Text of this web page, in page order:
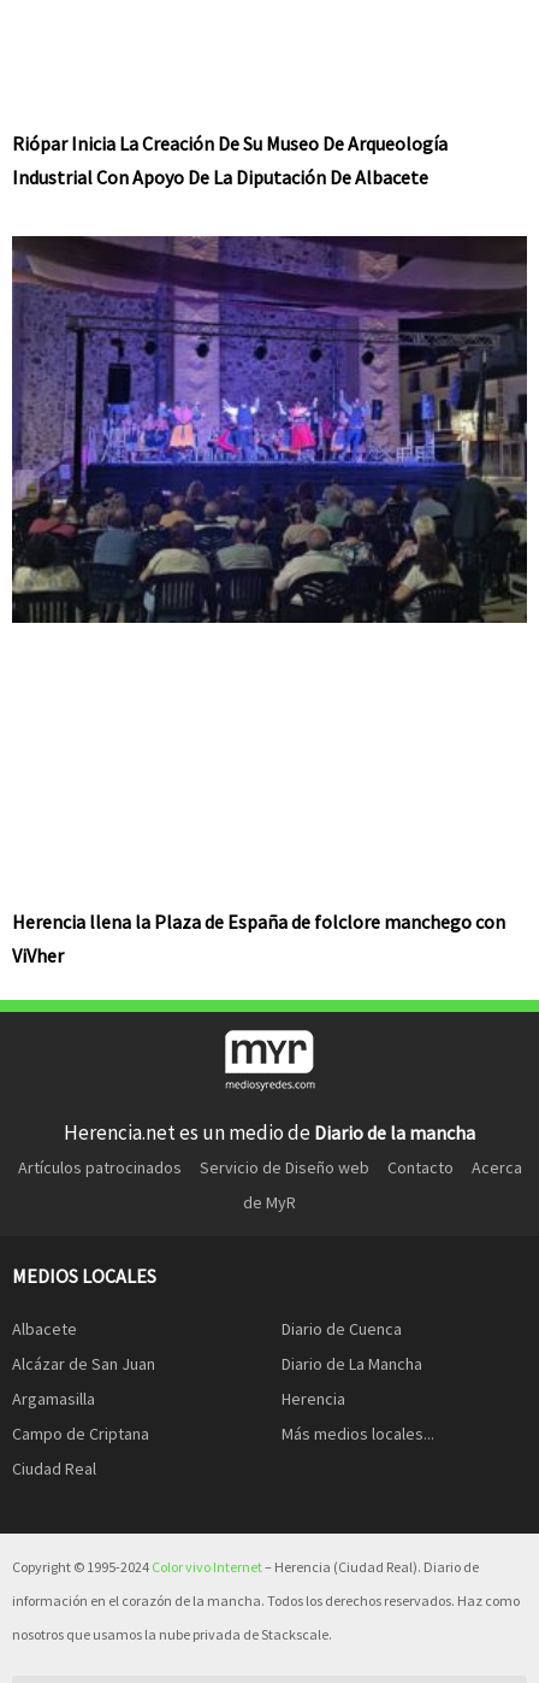
Riópar Inicia La Creación De Su Museo De Arqueología
Industrial Con Apoyo De La Diputación De Albacete
Herencia llena la Plaza de España de folclore manchego con
ViVher
Herencia.net es un medio de Diario de la mancha
Artículos patrocinados Servicio de Diseño web Contacto
Acerca
de MyR
MEDIOS LOCALES
Albacete
Alcázar de San Juan
Argamasilla
Campo de Criptana
Ciudad Real
Diario de Cuenca
Diario de La Mancha
Herencia
Más medios locales...
Copyright © 1995-2024 Color vivo Internet– Herencia (Ciudad Real). Diario de
información en el corazón de la mancha. Todos los derechos reservados. Haz como
nosotros que usamos la nube privada de Stackscale.